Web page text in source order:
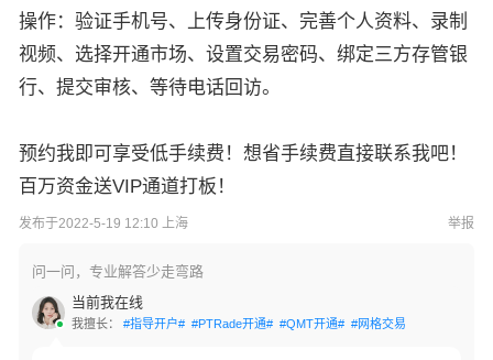
操作：验证手机号、上传身份证、完善个人资料、录制
视频、选择开通市场、设置交易密码、绑定三方存管银
行、提交审核、等待电话回访。
预约我即可享受低手续费！想省手续费直接联系我吧！
百万资金送VIP通道打板！
发布于2022-5-19 12:10 上海 举报
问一问，专业解答少走弯路
当前我在线
我擅长： #指导开户# #PTRade开通# #QMT开通# #网格交易#